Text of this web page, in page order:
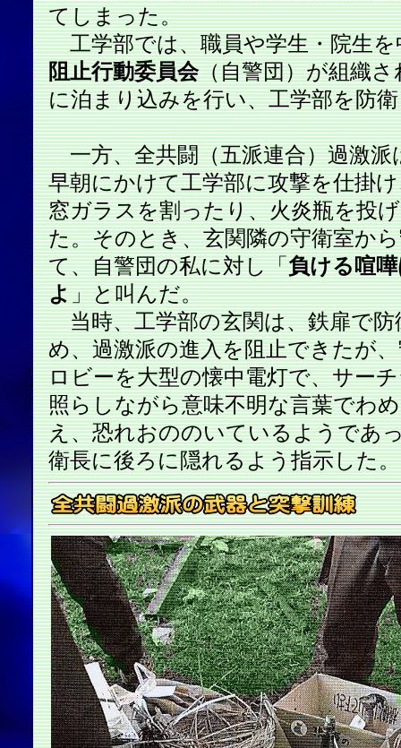
てしまった。
工学部では、職員や学生・院生を
阻止行動委員会（自警団）が組織
に泊まり込みを行い、工学部を防
一方、全共闘（五派連合）過激派
早朝にかけて工学部に攻撃を仕掛
窓ガラスを割ったり、火炎瓶を投
た。そのとき、玄関隣の守衛室か
て、自警団の私に対し「負ける喧
よ」と叫んだ。
当時、工学部の玄関は、鉄扉で防
め、過激派の進入を阻止できたが
ロビーを大型の懐中電灯で、サー
照らしながら意味不明な言葉でわ
え、恐れおののいているようであ
衛長に後ろに隠れるよう指示した。